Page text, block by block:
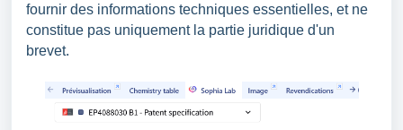
fournir des informations techniques essentielles, et ne
constitue pas uniquement la partie juridique d'un
brevet.